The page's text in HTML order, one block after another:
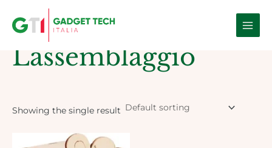
Main
Home / Products tagged “Lassemblaggio”
Lassemblaggio
Showing the single result